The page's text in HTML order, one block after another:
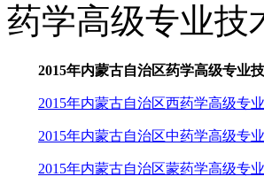
药学高级专业技
2015年内蒙古自治区药学高级专业
2015年内蒙古自治区西药学高级专
2015年内蒙古自治区中药学高级专
2015年内蒙古自治区蒙药学高级专